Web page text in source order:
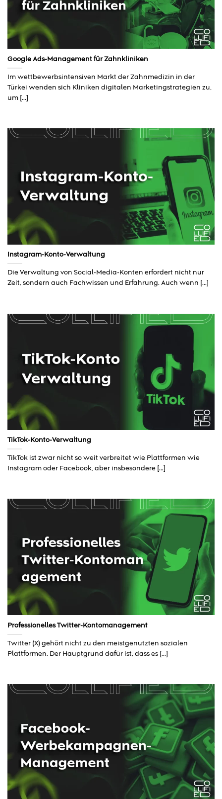
Google Ads-Management für Zahnkliniken
Im wettbewerbsintensiven Markt der Zahnmedizin in der
Türkei wenden sich Kliniken digitalen Marketingstrategien zu,
um [...]
Instagram-Konto-Verwaltung
Die Verwaltung von Social-Media-Konten erfordert nicht nur
Zeit, sondern auch Fachwissen und Erfahrung. Auch wenn [...]
TikTok-Konto-Verwaltung
TikTok ist zwar nicht so weit verbreitet wie Plattformen wie
Instagram oder Facebook, aber insbesondere [...]
Professionelles Twitter-Kontomanagement
Twitter (X) gehört nicht zu den meistgenutzten sozialen
Plattformen. Der Hauptgrund dafür ist, dass es [...]